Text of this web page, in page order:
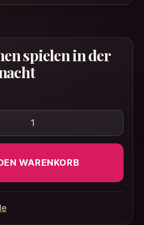
spielen in der
spielen in der
WARENKORB